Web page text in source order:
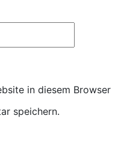
in diesem Browser
speichern.